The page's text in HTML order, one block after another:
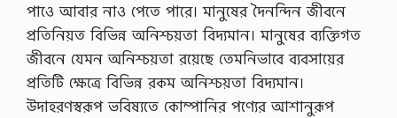
পাওে আবার নাও পেতে পারে। মানুষের দৈনন্দিন জীবনে
প্রতিনিয়ত বিভিন্ন অনিশ্চয়তা বিদ্যমান। মানুষের ব্যক্তিগত
জীবনে যেমন অনিশ্চয়তা রয়েছে তেমনিভাবে ব্যবসায়ের
প্রতিটি ক্ষেত্রে বিভিন্ন রকম অনিশ্চয়তা বিদ্যমান।
উদাহরণস্বরূপ ভবিষ্যতে কোম্পানির পণ্যের আশানুরূপ